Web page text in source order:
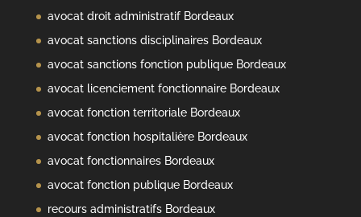
avocat droit administratif Bordeaux
avocat sanctions disciplinaires Bordeaux
avocat sanctions fonction publique Bordeaux
avocat licenciement fonctionnaire Bordeaux
avocat fonction territoriale Bordeaux
avocat fonction hospitalière Bordeaux
avocat fonctionnaires Bordeaux
avocat fonction publique Bordeaux
recours administratifs Bordeaux